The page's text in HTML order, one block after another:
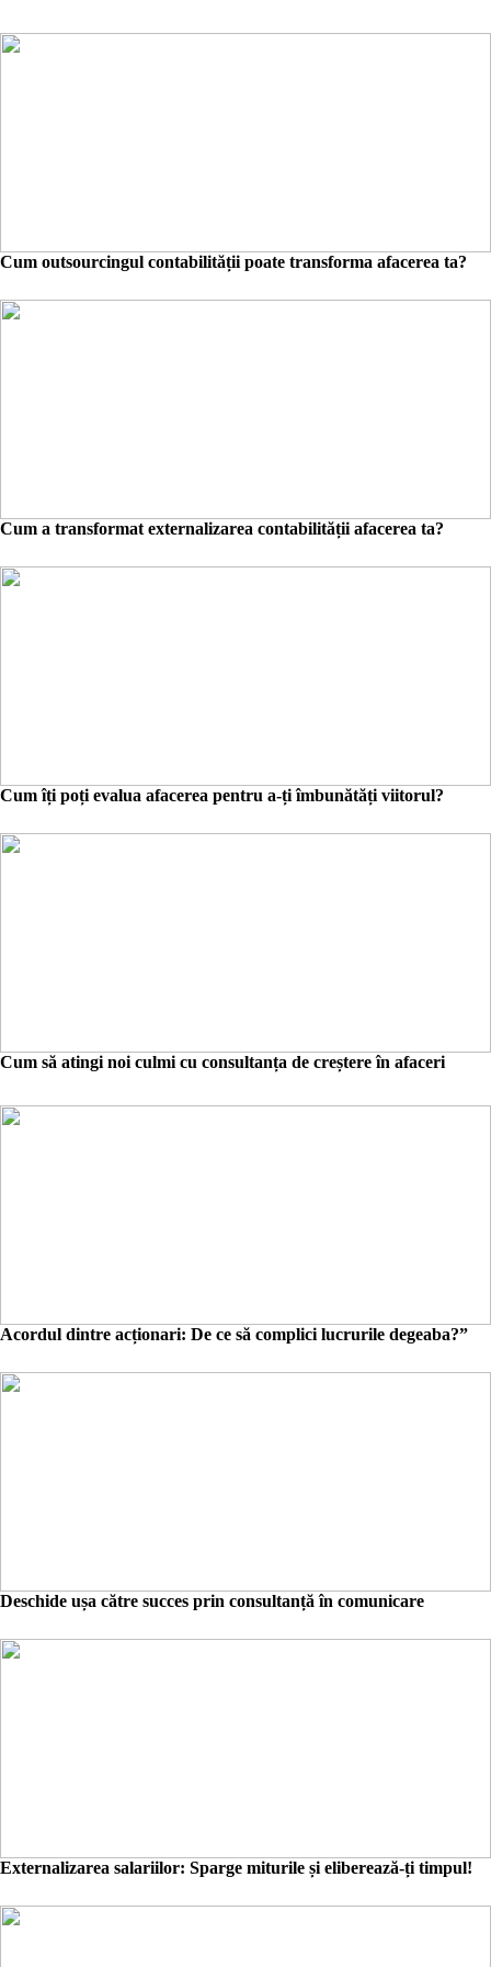
Cum outsourcingul contabilității poate transforma afacerea ta?
Cum a transformat externalizarea contabilității afacerea ta?
Cum îți poți evalua afacerea pentru a-ți îmbunătăți viitorul?
Cum să atingi noi culmi cu consultanța de creștere în afaceri
Acordul dintre acționari: De ce să complici lucrurile degeaba?”
Deschide ușa către succes prin consultanță în comunicare
Externalizarea salariilor: Sparge miturile și eliberează-ți timpul!